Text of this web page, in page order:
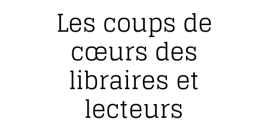
Les coups de
cœurs des
libraires et
lecteurs